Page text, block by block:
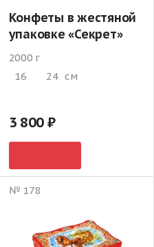
Конфеты в жестяной
упаковке «Секрет»
2000 г
16
24 см
3 800
№ 178